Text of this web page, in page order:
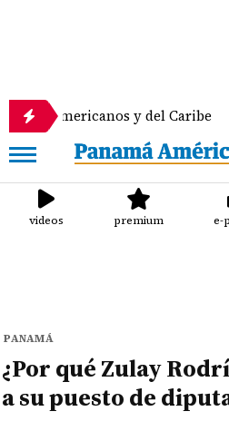
y del Caribe
videos premium e-
PANAMÁ
¿Por qué Zulay
a su puesto de